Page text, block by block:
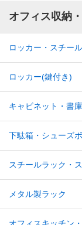
オフィス収納
ロッカー・スチー
ロッカー(鍵付き)
キャビネット・書庫
下駄箱・シューズ
スチールラック・
メタル製ラック